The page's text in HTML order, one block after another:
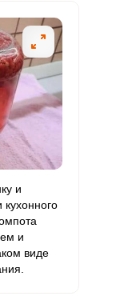
и
и
виде